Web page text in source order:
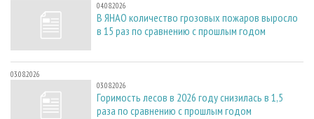
04.08.2026
В ЯНАО количество грозовых пожаров выросло
в 15 раз по сравнению с прошлым годом
03.08.2026
03.08.2026
Горимость лесов в 2026 году снизилась в 1,5
раза по сравнению с прошлым годом